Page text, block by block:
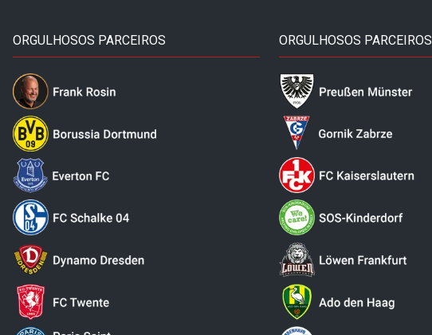
ORGULHOSOS PARCEIROS ORGULHOSOS PARCEIROS